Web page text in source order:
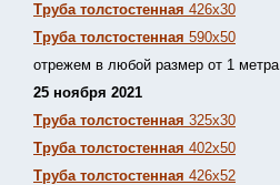
Труба толстостенная 426х30
Труба толстостенная 590х50
отрежем в любой размер от 1 метра
25 ноября 2021
Труба толстостенная 325х30
Труба толстостенная 402х50
Труба толстостенная 426х52